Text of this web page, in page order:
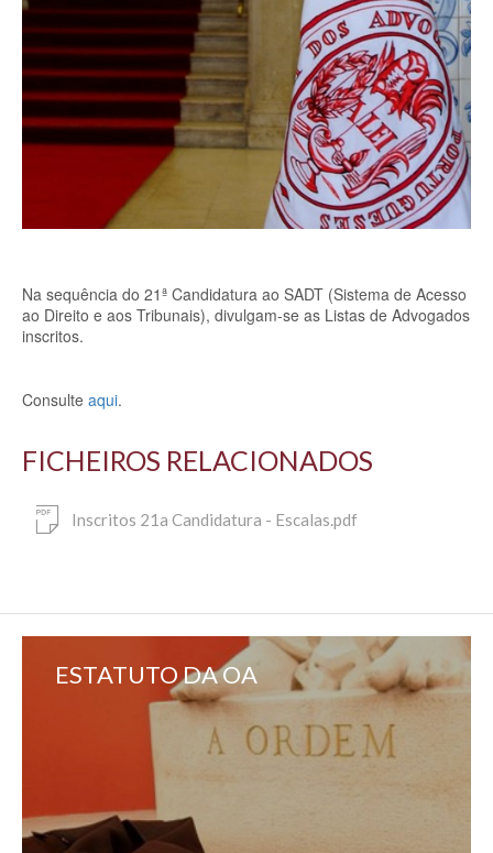
Na sequência do 21ª Candidatura ao SADT (Sistema de Acesso
ao Direito e aos Tribunais), divulgam-se as Listas de Advogados
inscritos.
Consulte aqui.
FICHEIROS RELACIONADOS
Inscritos 21a Candidatura - Escalas.pdf
ESTATUTO DA OA